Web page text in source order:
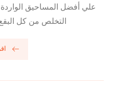
علي أفضل المساحيق
التخلص من كل